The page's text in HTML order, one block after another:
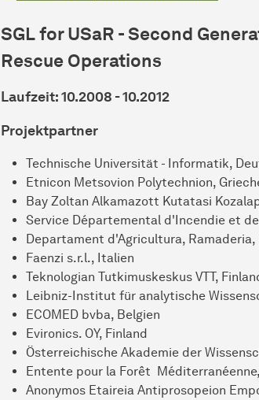
SGL for USaR - Second
Rescue Operations
Laufzeit: 10.2008 - 10.2012
Projektpartner
Technische Universität - Informatik,
Etnicon Metsovion Polytechnion,
Bay Zoltan Alkamazott Kutatasi
Service Départemental d'Incendie et
Departament d'Agricultura, Ramaderia,
Faenzi s.r.l., Italien
Teknologian Tutkimuskeskus VTT,
Leibniz-Institut für analytische
ECOMED bvba, Belgien
Evironics. OY, Finland
Österreichische Akademie der
Entente pour la Forêt
Anonymos Etaireia Antiprosopeion